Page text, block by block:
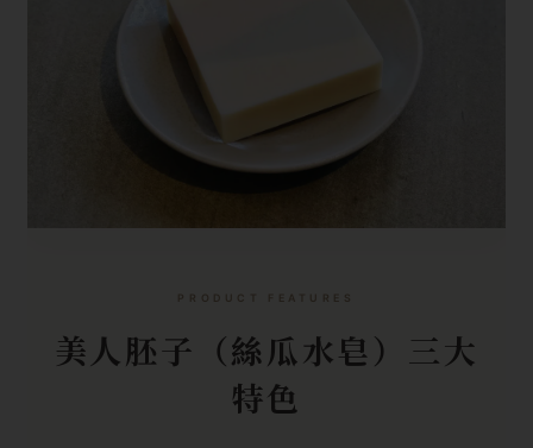
PRODUCT FEATURES
美人胚子（絲瓜水皂）三大
特色